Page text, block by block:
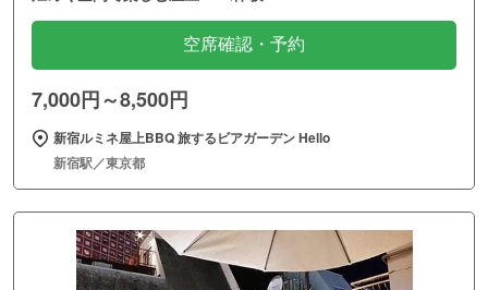
空席確認・予約
7,000円～8,500円
新宿ルミネ屋上BBQ 旅するビアガーデン Hello
新宿駅／東京都